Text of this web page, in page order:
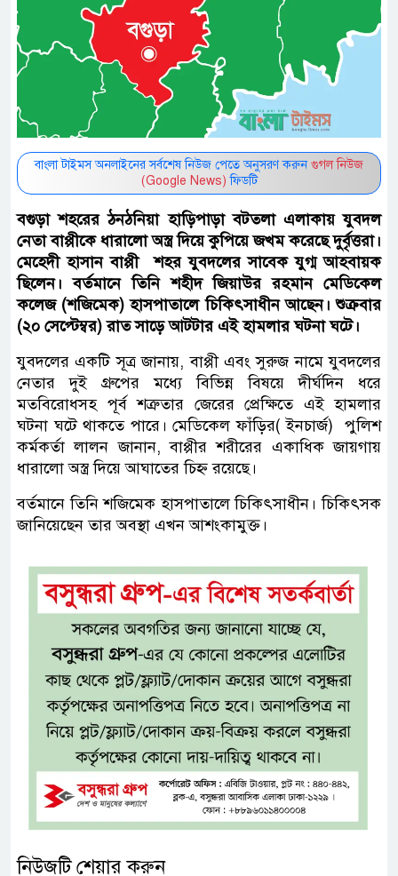
বাংলা টাইমস অনলাইনের সর্বশেষ নিউজ পেতে অনুসরণ করুন গুগল নিউজ
(Google News) ফিডটি
বগুড়া শহরের ঠনঠনিয়া হাড়িপাড়া বটতলা এলাকায় যুবদল
নেতা বাপ্পীকে ধারালো অস্ত্র দিয়ে কুপিয়ে জখম করেছে দুর্বৃত্তরা।
মেহেদী হাসান বাপ্পী শহর যুবদলের সাবেক যুগ্ম আহবায়ক
ছিলেন। বর্তমানে তিনি শহীদ জিয়াউর রহমান মেডিকেল
কলেজ (শজিমেক) হাসপাতালে চিকিৎসাধীন আছেন। শুক্রবার
(২০ সেপ্টেম্বর) রাত সাড়ে আটটার এই হামলার ঘটনা ঘটে।
যুবদলের একটি সূত্র জানায়, বাপ্পী এবং সুরুজ নামে যুবদলের
নেতার দুই গ্রুপের মধ্যে বিভিন্ন বিষয়ে দীর্ঘদিন ধরে
মতবিরোধসহ পূর্ব শত্রুতার জেরের প্রেক্ষিতে এই হামলার
ঘটনা ঘটে থাকতে পারে। মেডিকেল ফাঁড়ির( ইনচার্জ) পুলিশ
কর্মকর্তা লালন জানান, বাপ্পীর শরীরের একাধিক জায়গায়
ধারালো অস্ত্র দিয়ে আঘাতের চিহ্ন রয়েছে।
বর্তমানে তিনি শজিমেক হাসপাতালে চিকিৎসাধীন। চিকিৎসক
জানিয়েছেন তার অবস্থা এখন আশংকামুক্ত।
নিউজটি শেয়ার করুন